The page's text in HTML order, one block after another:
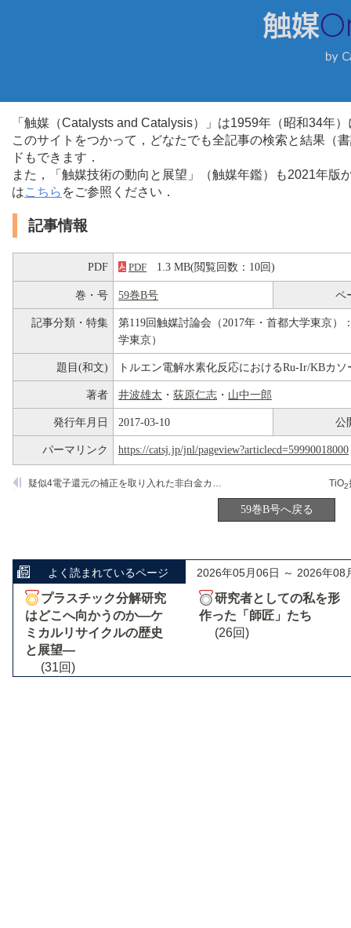
「触媒（Catalysts and Catalysis）」は1959年（昭和34年
このサイトをつかって，どなたでも全記事の検索と結果（
ドもできます．
また，「触媒技術の動向と展望」（触媒年鑑）も2021年
はこちら をご参照ください．
記事情報
PDF PDF 1.3 MB(閲覧回数：10回)
巻・号 59巻B号 ペ
記事分類・特集
第119回触媒討論会（2017年・首都大学東京）
学東京）
題目(和文) トルエン電解水素化反応におけるRu-Ir/KBカ
著者 井波雄太 ・ 荻原仁志 ・ 山中一郎
発行年月日 2017-03-10 公
パーマリンク https://catsj.jp/jnl/pageview?articlecd=59990018000
TiO2
疑似4電子還元の補正を取り入れた非白金カソード触媒の酸素還元反応解析
59巻B号へ戻る
よく読まれているページ 2026年05月06日 ～ 2026年08
プラスチック分解研究
はどこへ向かうのか―ケ
ミカルリサイクルの歴史
と展望―
(31回)
研究者としての私を形
作った「師匠」たち
(26回)